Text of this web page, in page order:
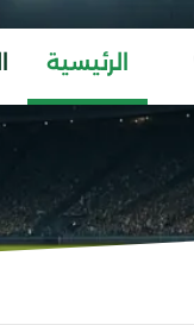
الرئيسية